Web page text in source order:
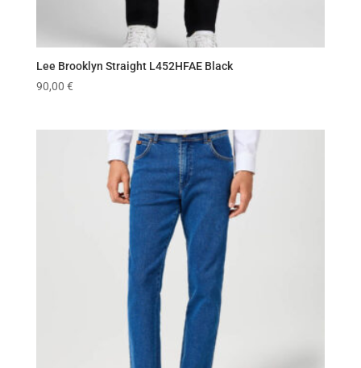
Lee Brooklyn Straight L452HFAE Black
90,00 €